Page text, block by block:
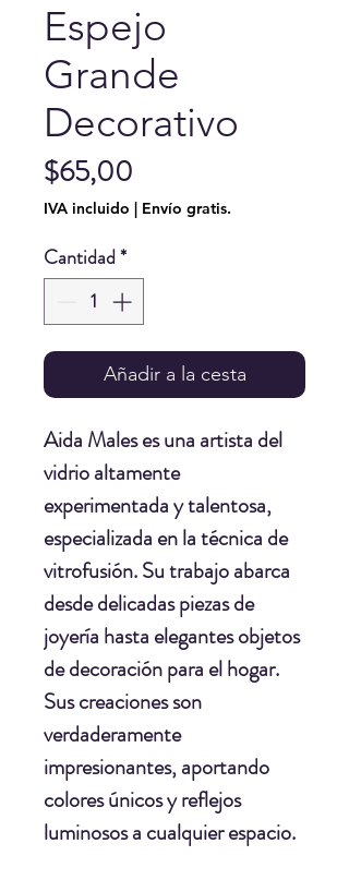
Espejo
Grande
Decorativo
$65,00
IVA incluido | Envío gratis.
Cantidad*
Añadir a la cesta
Aida Males es una artista del
vidrio altamente
experimentada y talentosa,
especializada en la técnica de
vitrofusión. Su trabajo abarca
desde delicadas piezas de
joyería hasta elegantes objetos
de decoración para el hogar.
Sus creaciones son
verdaderamente
impresionantes, aportando
colores únicos y reflejos
luminosos a cualquier espacio.